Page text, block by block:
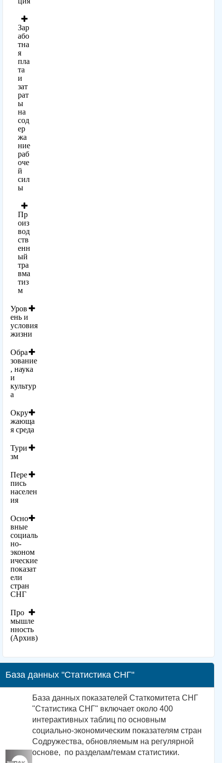
Зар
або
тна
я
пла
та
и
зат
рат
ы
на
сод
ер
жа
ние
раб
оче
й
сил
ы
Пр
оиз
вод
ств
енн
ый
тра
вма
тиз
м
Уров
ень и
условия
жизни
Обра
зование
, наука
и
культур
а
Окру
жающа
я среда
Тури
зм
Пере
пись
населен
ия
Осно
вные
социаль
но-
эконом
ические
показат
ели
стран
СНГ
Про
мышле
нность
(Архив)
База данных "Статистика СНГ"
База данных показателей Статкомитета СНГ
"Статистика СНГ" включает около 400
интерактивных таблиц по основным
социально-экономическим показателям стран
Содружества, обновляемым на регулярной
основе, по разделам/темам статистики.